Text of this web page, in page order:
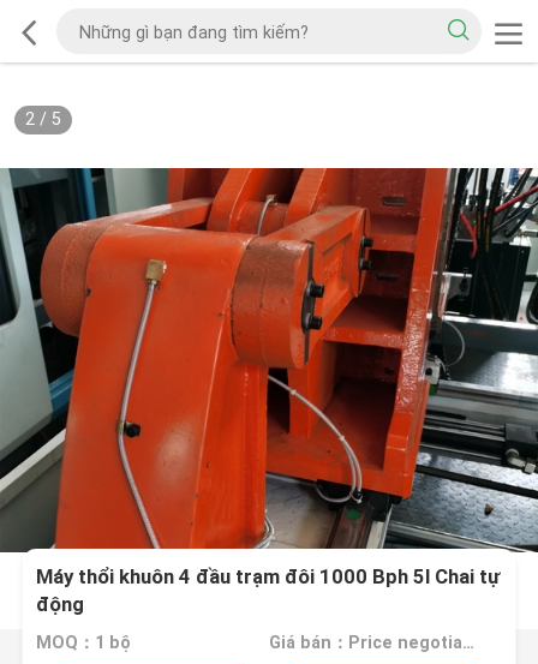
2/ 5
Máy thổi khuôn 4 đầu trạm đôi 1000 Bph 5l Chai tự
động
MOQ：1 bộ Giá bán：Price negotiation.